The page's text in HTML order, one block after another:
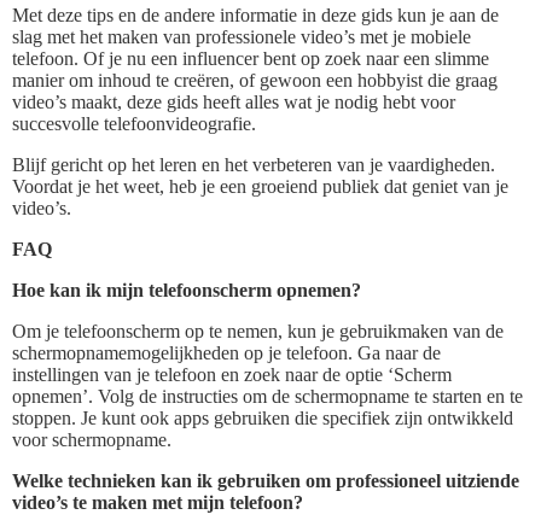
Met deze tips en de andere informatie in deze gids kun je aan de
slag met het maken van professionele video’s met je mobiele
telefoon. Of je nu een influencer bent op zoek naar een slimme
manier om inhoud te creëren, of gewoon een hobbyist die graag
video’s maakt, deze gids heeft alles wat je nodig hebt voor
succesvolle telefoonvideografie.
Blijf gericht op het leren en het verbeteren van je vaardigheden.
Voordat je het weet, heb je een groeiend publiek dat geniet van je
video’s.
FAQ
Hoe kan ik mijn telefoonscherm opnemen?
Om je telefoonscherm op te nemen, kun je gebruikmaken van de
schermopnamemogelijkheden op je telefoon. Ga naar de
instellingen van je telefoon en zoek naar de optie ‘Scherm
opnemen’. Volg de instructies om de schermopname te starten en te
stoppen. Je kunt ook apps gebruiken die specifiek zijn ontwikkeld
voor schermopname.
Welke technieken kan ik gebruiken om professioneel uitziende
video’s te maken met mijn telefoon?